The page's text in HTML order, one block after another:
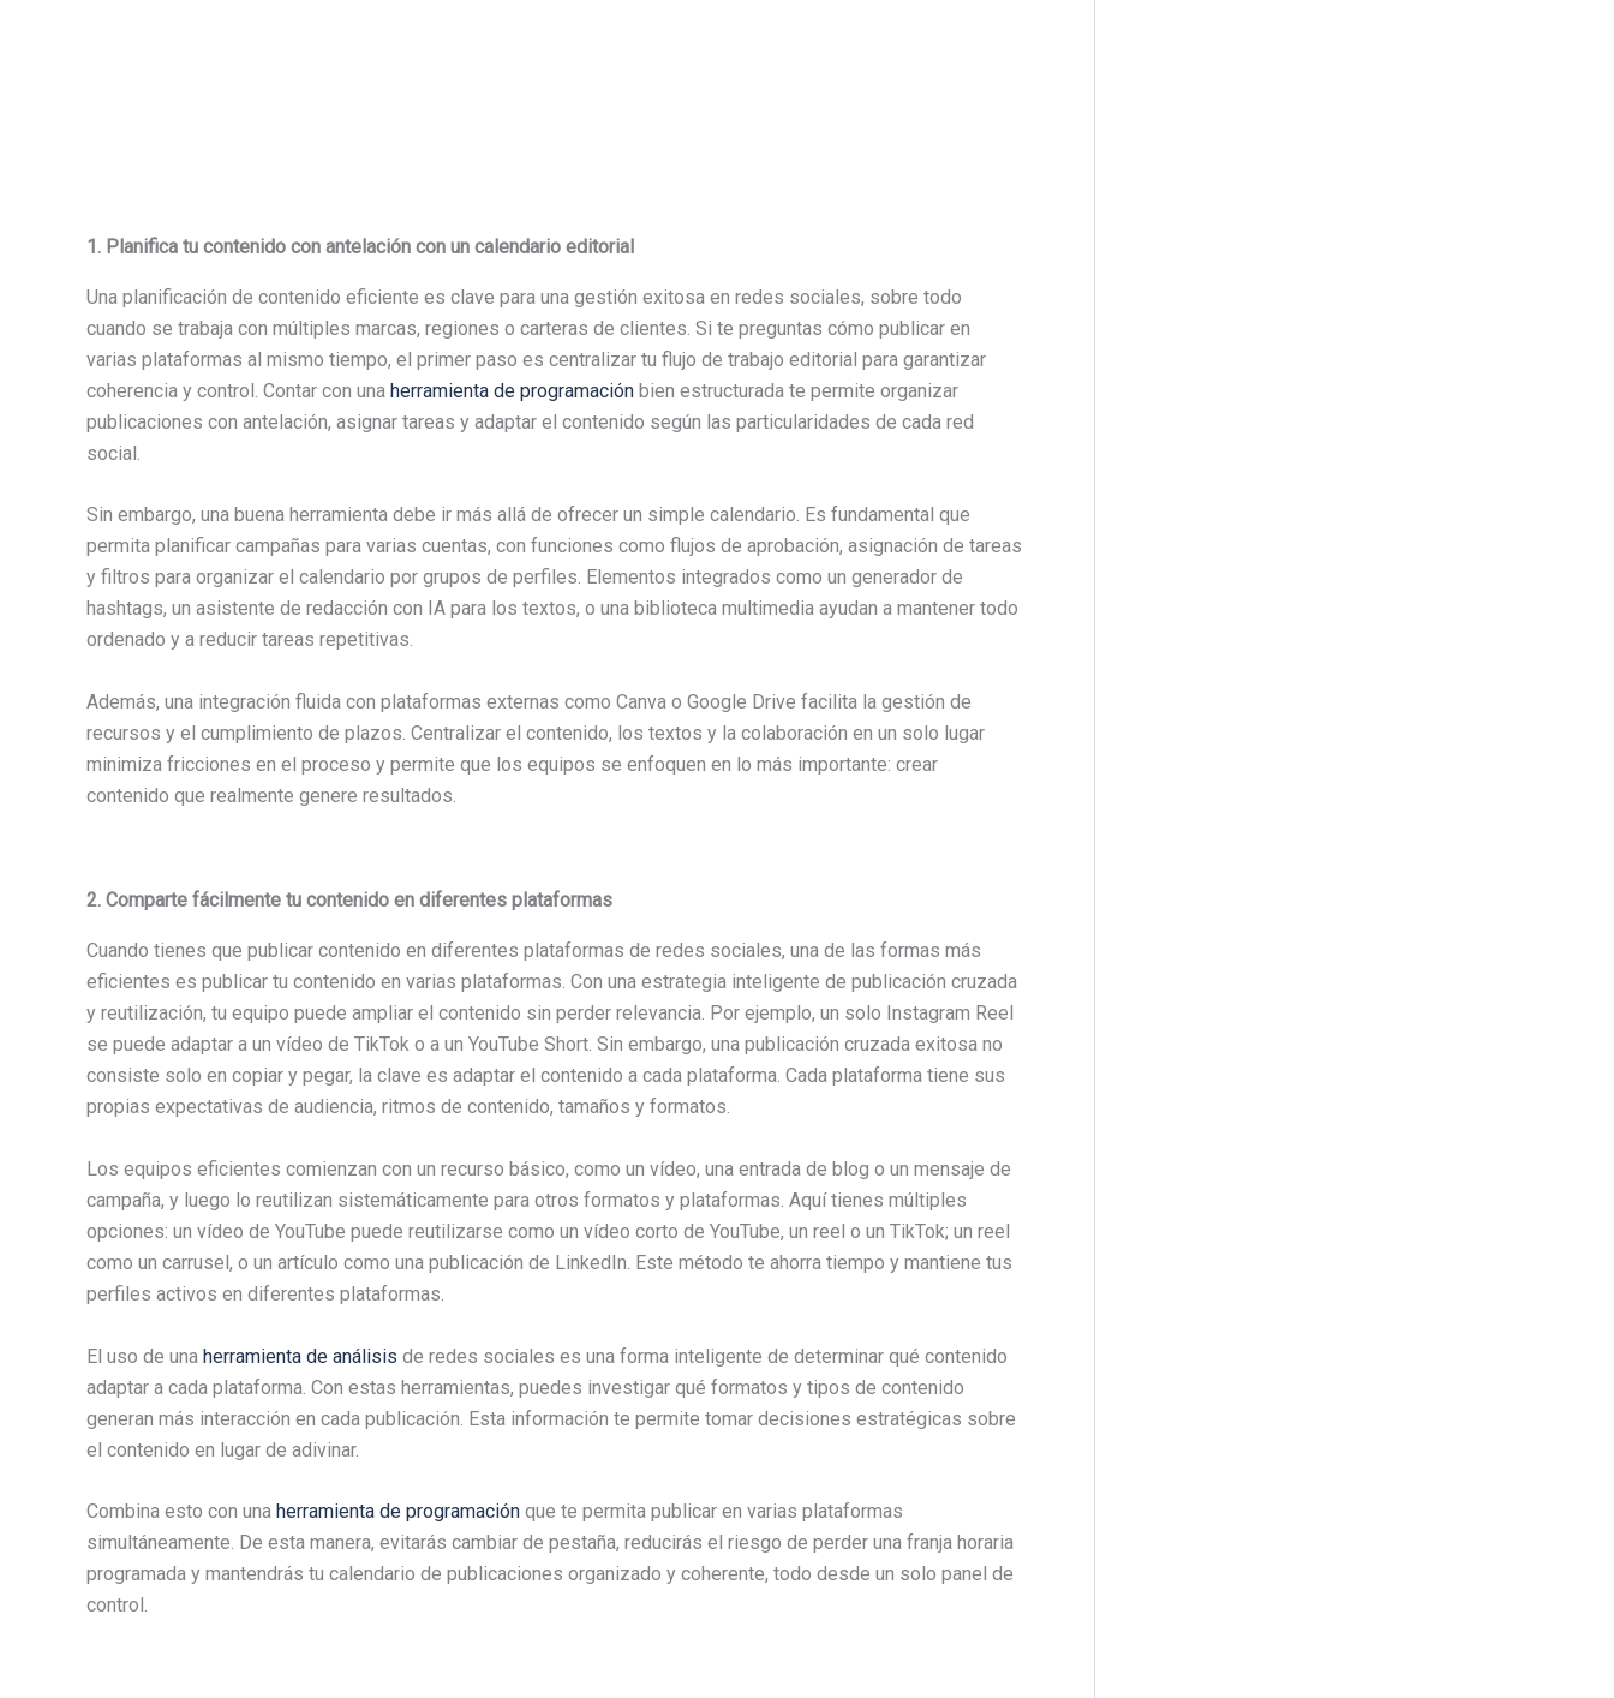
1. Planifica tu contenido con antelación con un calendario editorial
Una planificación de contenido eficiente es clave para una gestión exitosa en redes sociales, sobre todo
cuando se trabaja con múltiples marcas, regiones o carteras de clientes. Si te preguntas cómo publicar en
varias plataformas al mismo tiempo, el primer paso es centralizar tu flujo de trabajo editorial para garantizar
coherencia y control. Contar con una herramienta de programación bien estructurada te permite organizar
publicaciones con antelación, asignar tareas y adaptar el contenido según las particularidades de cada red
social.
Sin embargo, una buena herramienta debe ir más allá de ofrecer un simple calendario. Es fundamental que
permita planificar campañas para varias cuentas, con funciones como flujos de aprobación, asignación de tareas
y filtros para organizar el calendario por grupos de perfiles. Elementos integrados como un generador de
hashtags, un asistente de redacción con IA para los textos, o una biblioteca multimedia ayudan a mantener todo
ordenado y a reducir tareas repetitivas.
Además, una integración fluida con plataformas externas como Canva o Google Drive facilita la gestión de
recursos y el cumplimiento de plazos. Centralizar el contenido, los textos y la colaboración en un solo lugar
minimiza fricciones en el proceso y permite que los equipos se enfoquen en lo más importante: crear
contenido que realmente genere resultados.
2. Comparte fácilmente tu contenido en diferentes plataformas
Cuando tienes que publicar contenido en diferentes plataformas de redes sociales, una de las formas más
eficientes es publicar tu contenido en varias plataformas. Con una estrategia inteligente de publicación cruzada
y reutilización, tu equipo puede ampliar el contenido sin perder relevancia. Por ejemplo, un solo Instagram Reel
se puede adaptar a un vídeo de TikTok o a un YouTube Short. Sin embargo, una publicación cruzada exitosa no
consiste solo en copiar y pegar, la clave es adaptar el contenido a cada plataforma. Cada plataforma tiene sus
propias expectativas de audiencia, ritmos de contenido, tamaños y formatos.
Los equipos eficientes comienzan con un recurso básico, como un vídeo, una entrada de blog o un mensaje de
campaña, y luego lo reutilizan sistemáticamente para otros formatos y plataformas. Aquí tienes múltiples
opciones: un vídeo de YouTube puede reutilizarse como un vídeo corto de YouTube, un reel o un TikTok; un reel
como un carrusel, o un artículo como una publicación de LinkedIn. Este método te ahorra tiempo y mantiene tus
perfiles activos en diferentes plataformas.
El uso de una herramienta de análisis de redes sociales es una forma inteligente de determinar qué contenido
adaptar a cada plataforma. Con estas herramientas, puedes investigar qué formatos y tipos de contenido
generan más interacción en cada publicación. Esta información te permite tomar decisiones estratégicas sobre
el contenido en lugar de adivinar.
Combina esto con una herramienta de programación que te permita publicar en varias plataformas
simultáneamente. De esta manera, evitarás cambiar de pestaña, reducirás el riesgo de perder una franja horaria
programada y mantendrás tu calendario de publicaciones organizado y coherente, todo desde un solo panel de
control.